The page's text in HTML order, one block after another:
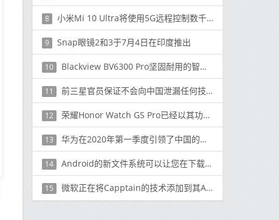
8 小米Mi 10 Ultra将使用5G远程控制数千英里外的汽车
9 Snap眼镜2和3于7月4日在印度推出
10 Blackview BV6300 Pro坚固耐用的智能手机以199美元的折扣价提供
11 前三星官员保证不会向中国泄漏任何技术
12 荣耀Honor Watch GS Pro已经以其功能和价格向用户展示
13 华为在2020年第一季度引领了中国的可穿戴市场，其次是小米和苹果
14 Android的新文件系统可以让您在下载完成之前玩游戏
15 微软正在将Capptain的技术添加到其Azure云服务套件中